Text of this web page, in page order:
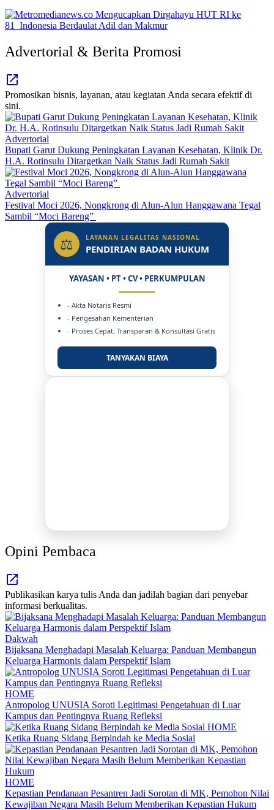
Advertorial & Berita Promosi
Promosikan bisnis, layanan, atau kegiatan Anda secara efektif di
sini.
Advertorial
Bupati Garut Dukung Peningkatan Layanan Kesehatan, Klinik Dr.
H.A. Rotinsulu Ditargetkan Naik Status Jadi Rumah Sakit
Advertorial
Festival Moci 2026, Nongkrong di Alun-Alun Hanggawana Tegal
Sambil “Moci Bareng”
⚖ LAYANAN LEGALITAS NASIONAL
PENDIRIAN BADAN HUKUM
YAYASAN • PT • CV • PERKUMPULAN
- Akta Notaris Resmi
- Pengesahan Kementerian
- Proses Cepat, Transparan & Konsultasi Gratis
TANYAKAN BIAYA
Opini Pembaca
Publikasikan karya tulis Anda dan jadilah bagian dari penyebar
informasi berkualitas.
Dakwah
Bijaksana Menghadapi Masalah Keluarga: Panduan Membangun
Keluarga Harmonis dalam Perspektif Islam
HOME
Antropolog UNUSIA Soroti Legitimasi Pengetahuan di Luar
Kampus dan Pentingnya Ruang Refleksi
HOME
Ketika Ruang Sidang Berpindah ke Media Sosial
HOME
Kepastian Pendanaan Pesantren Jadi Sorotan di MK, Pemohon Nilai
Kewajiban Negara Masih Belum Memberikan Kepastian Hukum